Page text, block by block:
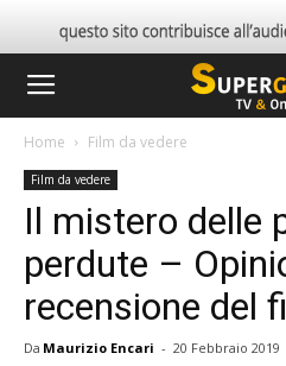
Home Film da vedere
Film da vedere
Il mistero delle
perdute –
recensione del
Da Maurizio Encari - 20 Febbraio 2019